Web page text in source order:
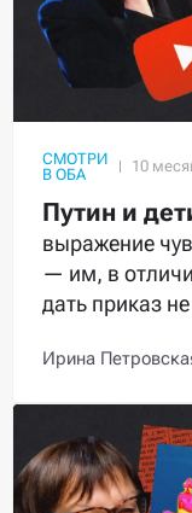
СМОТРИ
В ОБА
Путин и
выражение
— им, в
дать приказ
Ирина